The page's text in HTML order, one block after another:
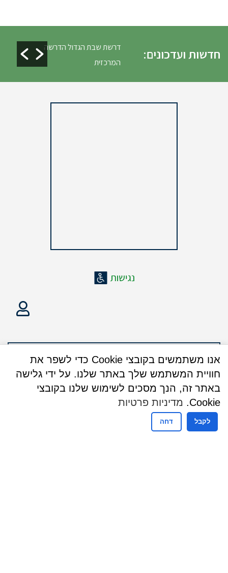
חדשות ועדכונים:
דרשת שבת הגדול הדרשה
המרכזית
אנו משתמשים בקובצי Cookie כדי לשפר את
חוויית המשתמש שלך באתר שלנו. על ידי גלישה
באתר זה, הנך מסכים לשימוש שלנו בקובצי
Cookie.
מדיניות פרטיות
לקבל דחה